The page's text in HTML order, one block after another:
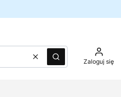
WyczyśćSzukaj Zaloguj się